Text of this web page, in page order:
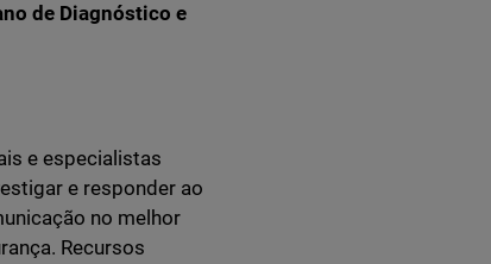
de Diagnóstico e
e especialistas
e responder ao
no melhor
Recursos